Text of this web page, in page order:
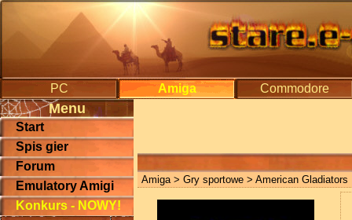
PC Amiga Commodore
Menu
Start
Spis gier
Forum
Emulatory Amigi
Konkurs - NOWY!
Amiga> Gry sportowe > American Gladiators